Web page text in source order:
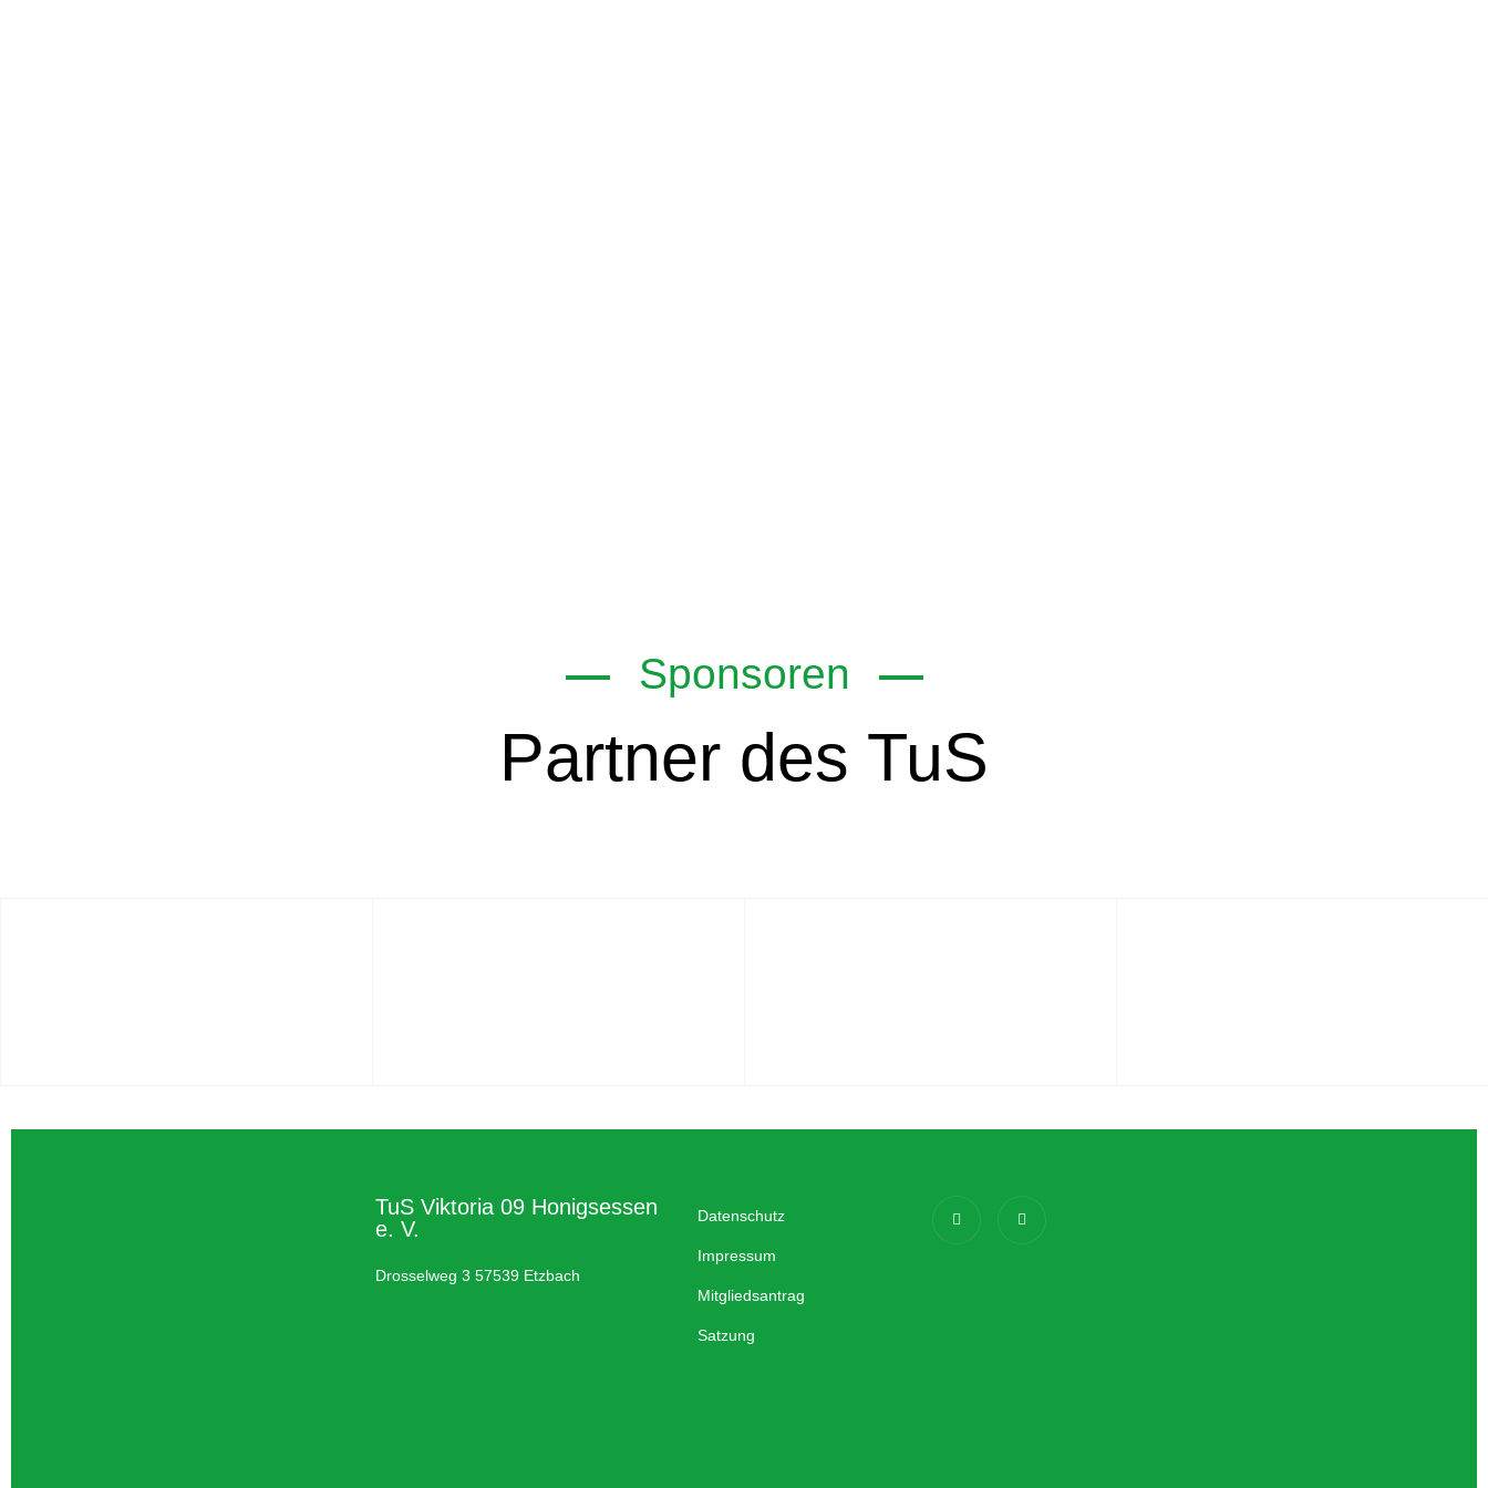
Sponsoren
Partner des TuS
TuS Viktoria 09 Honigsessen
e. V.
Drosselweg 3 57539 Etzbach
Datenschutz
Impressum
Mitgliedsantrag
Satzung